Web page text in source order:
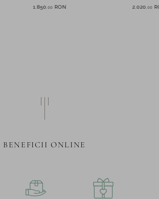
1.850 00 RON
2.020 ,00
BENEFICII ONLINE